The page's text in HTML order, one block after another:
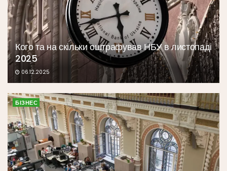
Кого та на скільки оштрафував НБУ в листопаді
2025
06.12.2025
БІЗНЕС